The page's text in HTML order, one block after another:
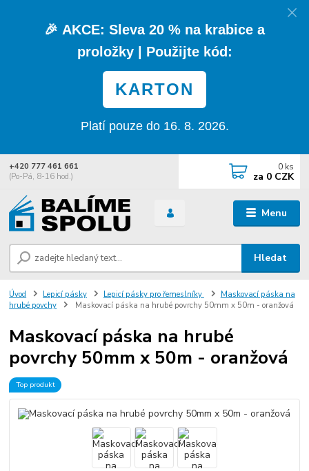
🎉 AKCE: Sleva 20 % na krabice a
proložky| Použijte kód:
KARTON
Platí pouze do 16. 8. 2026.
Menu
Hledat
+420 777 461 661
(Po-Pá, 8-16 hod.)
0 ks
za 0 CZK
Úvod Lepicí pásky Lepicí pásky pro řemeslníky
Maskovací páska na
hrubé povchy
Maskovací páska na hrubé povrchy 50mm x 50m - oranžová
Maskovací páska na hrubé
povrchy 50mm x 50m - oranžová
Top produkt